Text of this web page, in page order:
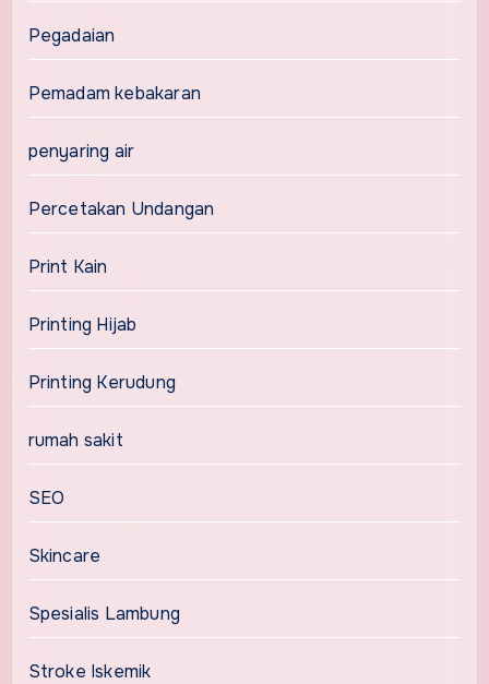
Pegadaian
Pemadam kebakaran
penyaring air
Percetakan Undangan
Print Kain
Printing Hijab
Printing Kerudung
rumah sakit
SEO
Skincare
Spesialis Lambung
Stroke Iskemik